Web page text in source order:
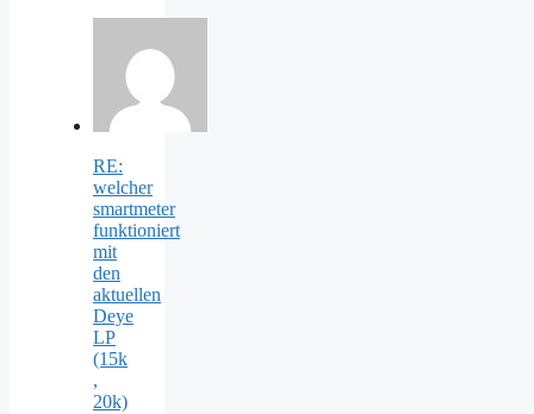
RE:
welcher
smartmeter
funktioniert
mit
den
aktuellen
Deye
LP
(15k
,
20k)